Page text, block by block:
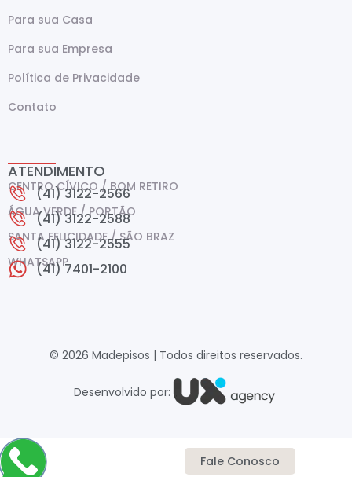
Para sua Casa
Para sua Empresa
Política de Privacidade
Contato
ATENDIMENTO
CENTRO CÍVICO / BOM RETIRO
(41) 3122-2566
ÁGUA VERDE / PORTÃO
(41) 3122-2588
SANTA FELICIDADE / SÃO BRAZ
(41) 3122-2555
WHATSAPP(41) 7401-2100
© 2026 Madepisos | Todos direitos reservados.
Desenvolvido por:
Fale Conosco